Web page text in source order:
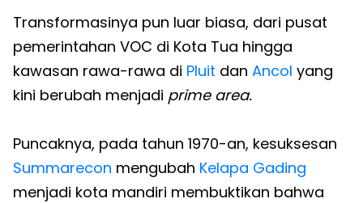
Transformasinya pun luar biasa, dari pusat
pemerintahan VOC di Kota Tua hingga
kawasan rawa-rawa di Pluit dan Ancol yang
kini berubah menjadi prime area.
Puncaknya, pada tahun 1970-an, kesuksesan
Summarecon mengubah Kelapa Gading
menjadi kota mandiri membuktikan bahwa